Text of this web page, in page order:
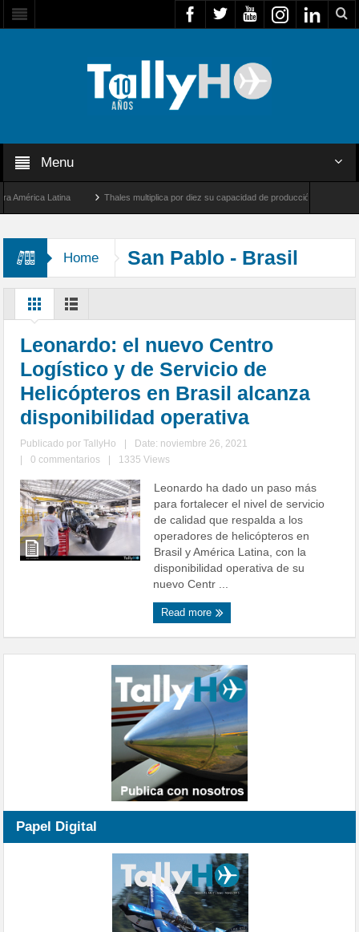
Menu
Latina Thales multiplica por diez su capacidad de producción de radares en
Home San Pablo - Brasil
Leonardo: el nuevo Centro
Logístico y de Servicio de
Helicópteros en Brasil alcanza
disponibilidad operativa
Publicado porTallyHo
Date: noviembre 26, 2021
0 commentarios 1335 Views
Leonardo ha dado un paso más
para fortalecer el nivel de servicio
de calidad que respalda a los
operadores de helicópteros en
Brasil y América Latina, con la
disponibilidad operativa de su
nuevo Centr ...
Read more
Papel Digital